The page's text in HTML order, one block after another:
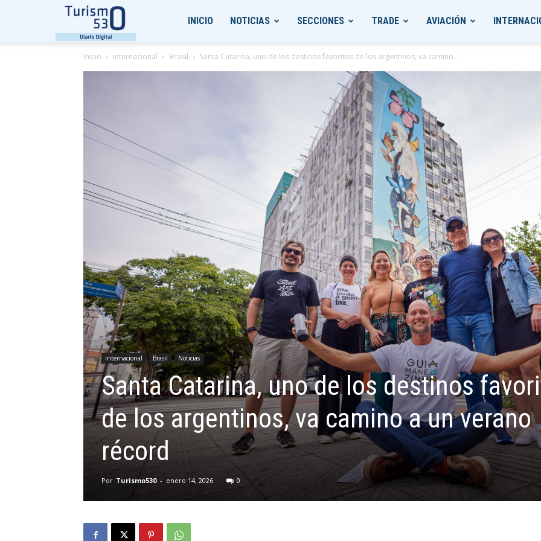
INICIO NOTICIAS SECCIONES TRADE AVIACIÓN
Inicio internacional Brasil Santa Catarina, uno de los destinos favoritos de los argentinos, va camino...
internacional Brasil Noticias
Santa Catarina, uno de los destinos
de los argentinos, va camino a un verano
récord
Por Turismo530 - enero 14, 2026 0